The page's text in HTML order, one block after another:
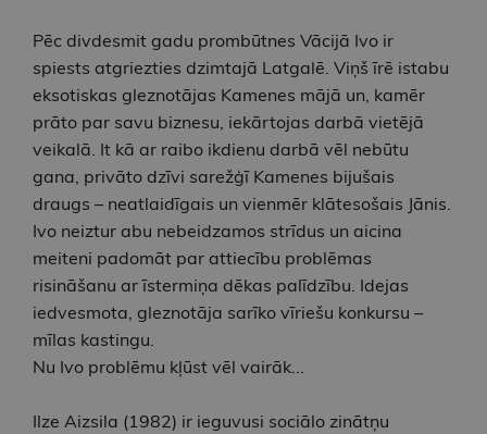
Pēc divdesmit gadu prombūtnes Vācijā Ivo ir
spiests atgriezties dzimtajā Latgalē. Viņš īrē istabu
eksotiskas gleznotājas Kamenes mājā un, kamēr
prāto par savu biznesu, iekārtojas darbā vietējā
veikalā. It kā ar raibo ikdienu darbā vēl nebūtu
gana, privāto dzīvi sarežģī Kamenes bijušais
draugs – neatlaidīgais un vienmēr klātesošais Jānis.
Ivo neiztur abu nebeidzamos strīdus un aicina
meiteni padomāt par attiecību problēmas
risināšanu ar īstermiņa dēkas palīdzību. Idejas
iedvesmota, gleznotāja sarīko vīriešu konkursu –
mīlas kastingu.
Nu Ivo problēmu kļūst vēl vairāk...
Ilze Aizsila (1982) ir ieguvusi sociālo zinātņu